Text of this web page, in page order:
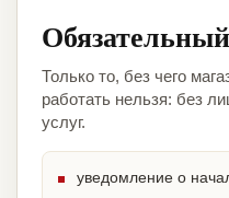
Только то, без чего
работать нельзя: без
услуг.
уведомление о